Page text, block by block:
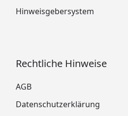
Hinweisgebersystem
Rechtliche Hinweise
AGB
Datenschutzerklärung